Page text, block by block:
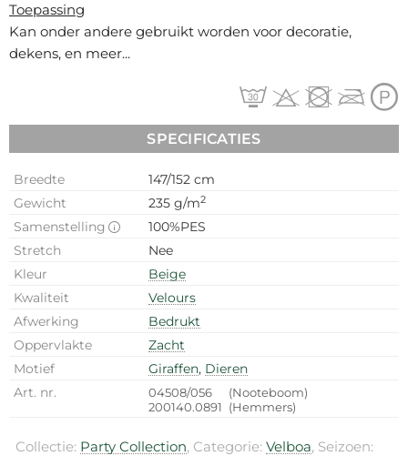
Toepassing
Kan onder andere gebruikt worden voor decoratie,
dekens, en meer...
SPECIFICATIES
Breedte
147/152 cm
Gewicht
235 g/m2
Samenstelling
100%PES
Stretch
Nee
Kleur
Beige
Kwaliteit
Velours
Afwerking
Bedrukt
Oppervlakte
Zacht
Motief
Giraffen, Dieren
Art. nr.
04508/056
(Nooteboom)
200140.0891 (Hemmers)
Collectie: Party Collection, Categorie: Velboa, Seizoen: